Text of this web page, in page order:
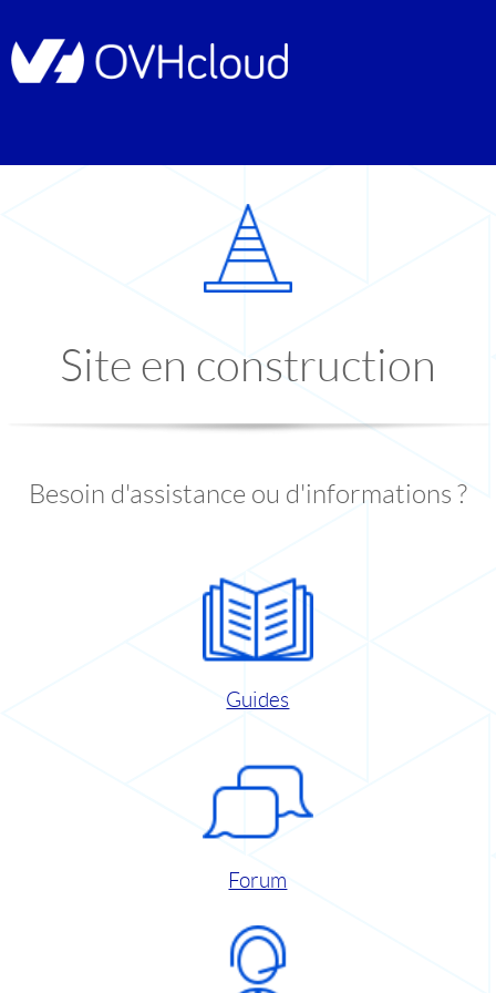
Site en construction
Besoin d'assistance ou d'informations ?
Guides
Forum